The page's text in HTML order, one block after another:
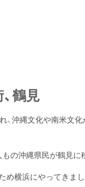
鶴見
、沖縄文化や南米文
の沖縄県民が鶴見に
横浜にやってきま